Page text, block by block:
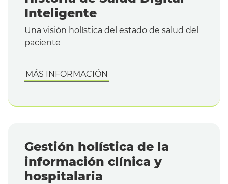
Inteligente
Una visión holística del estado de salud del
paciente
MÁS INFORMACIÓN
Gestión holística de la
información clínica y
hospitalaria